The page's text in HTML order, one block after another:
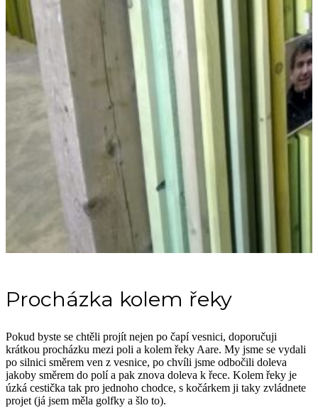
Procházka kolem řeky
Pokud byste se chtěli projít nejen po čapí vesnici, doporučuji
krátkou procházku mezi poli a kolem řeky Aare. My jsme se vydali
po silnici směrem ven z vesnice, po chvíli jsme odbočili doleva
jakoby směrem do polí a pak znova doleva k řece. Kolem řeky je
úzká cestička tak pro jednoho chodce, s kočárkem ji taky zvládnete
projet (já jsem měla golfky a šlo to).